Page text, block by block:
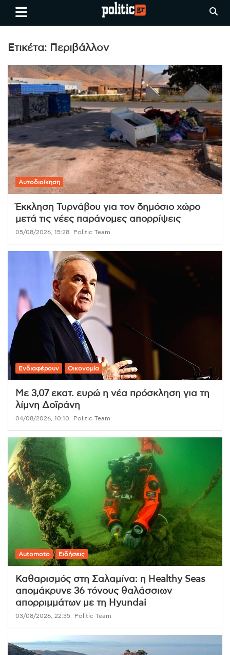
Skip
Ειδήσεις απο τη
Θεσσαλονίκη, την Ελλάδα και
όλο τον Κόσμο
politic.gr
Ετικέτα: Περιβάλλον
Αυτοδιοίκηση
Έκκληση Τυρνάβου για τον δημόσιο χώρο
μετά τις νέες παράνομες απορρίψεις
05/08/2026, 15:28 Politic Team
Ενδιαφέρουν Οικονομία
Με 3,07 εκατ. ευρώ η νέα πρόσκληση για τη
λίμνη Δοϊράνη
04/08/2026, 10:10 Politic Team
Automoto Ειδήσεις
Καθαρισμός στη Σαλαμίνα: η Healthy Seas
απομάκρυνε 36 τόνους θαλάσσιων
απορριμμάτων με τη Hyundai
03/08/2026, 22:35 Politic Team